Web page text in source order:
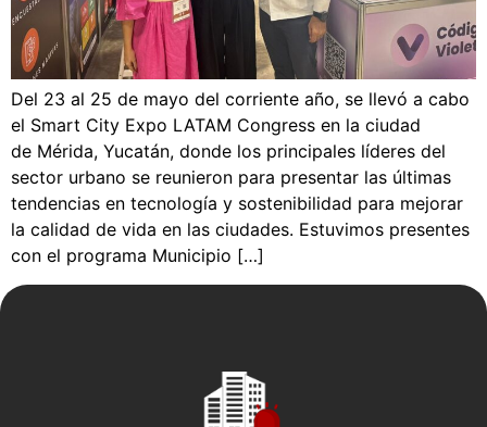
Del 23 al 25 de mayo del corriente año, se llevó a cabo
el Smart City Expo LATAM Congress en la ciudad
de Mérida, Yucatán, donde los principales líderes del
sector urbano se reunieron para presentar las últimas
tendencias en tecnología y sostenibilidad para mejorar
la calidad de vida en las ciudades. Estuvimos presentes
con el programa Municipio […]